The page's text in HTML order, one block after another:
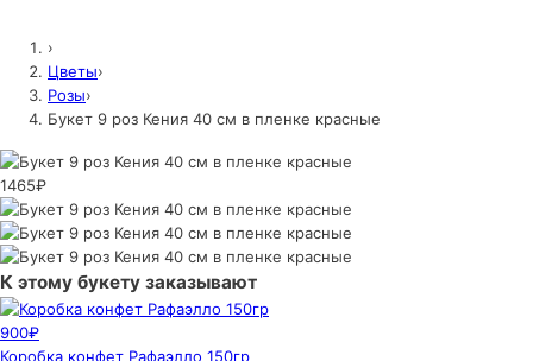
›
Цветы›
Розы›
Букет 9 роз Кения 40 см в пленке красные
1465₽
К этому букету заказывают
900₽
Коробка конфет Рафаэлло 150гр